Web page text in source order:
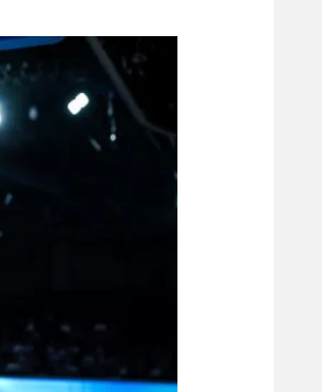
תקנון משתתפים וזוכים
תקנון עבור פעילות אלקטרה
תקנון עבור פעילות ספורט 1 – "מרלן"
גיימינג E-Sports
תקנון פעילות ספורט 1
רשיון להקרנה פומבית לבית